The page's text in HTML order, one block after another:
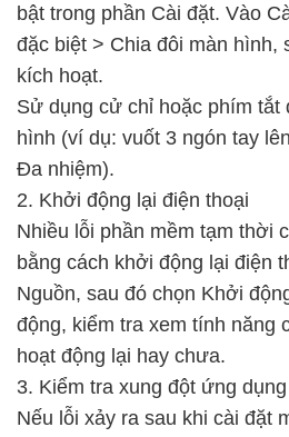
bật trong phần Cài đặt. Vào
đặc biệt > Chia đôi màn hình,
kích hoạt.
Sử dụng cử chỉ hoặc phím tắt
hình (ví dụ: vuốt 3 ngón tay
Đa nhiệm).
2. Khởi động lại điện thoại
Nhiều lỗi phần mềm tạm thời
bằng cách khởi động lại điện
Nguồn, sau đó chọn Khởi
động, kiểm tra xem tính năng
hoạt động lại hay chưa.
3. Kiểm tra xung đột ứng dụng
Nếu lỗi xảy ra sau khi cài đặt